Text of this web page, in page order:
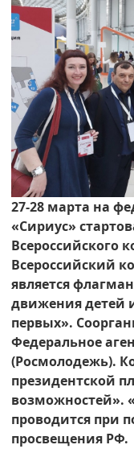
27-28 марта на
«Сириус»
Всероссийского
Всероссийский
является
движения детей
первых».
Федеральное
(Росмолодежь).
президентской
возможностей».
проводится при
просвещения РФ.